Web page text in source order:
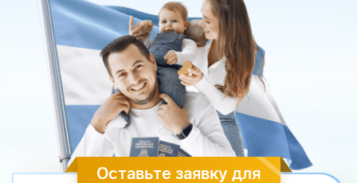
Оставьте заявку для